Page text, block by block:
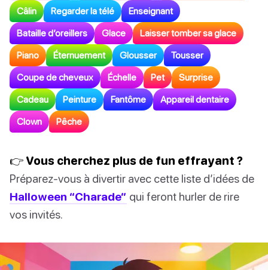
Câlin Regarder la télé Enseignant
Bataille d’oreillers Glace Laisser tomber sa glace
Piano Éternuement Glousser Tousser
Coupe de cheveux Échelle Pet Surprise
Cadeau Peinture Fantôme Appareil dentaire
Clown Pêche
👉 Vous cherchez plus de fun effrayant ?
Préparez-vous à divertir avec cette liste d’idées de
Halloween “Charade” qui feront hurler de rire
vos invités.